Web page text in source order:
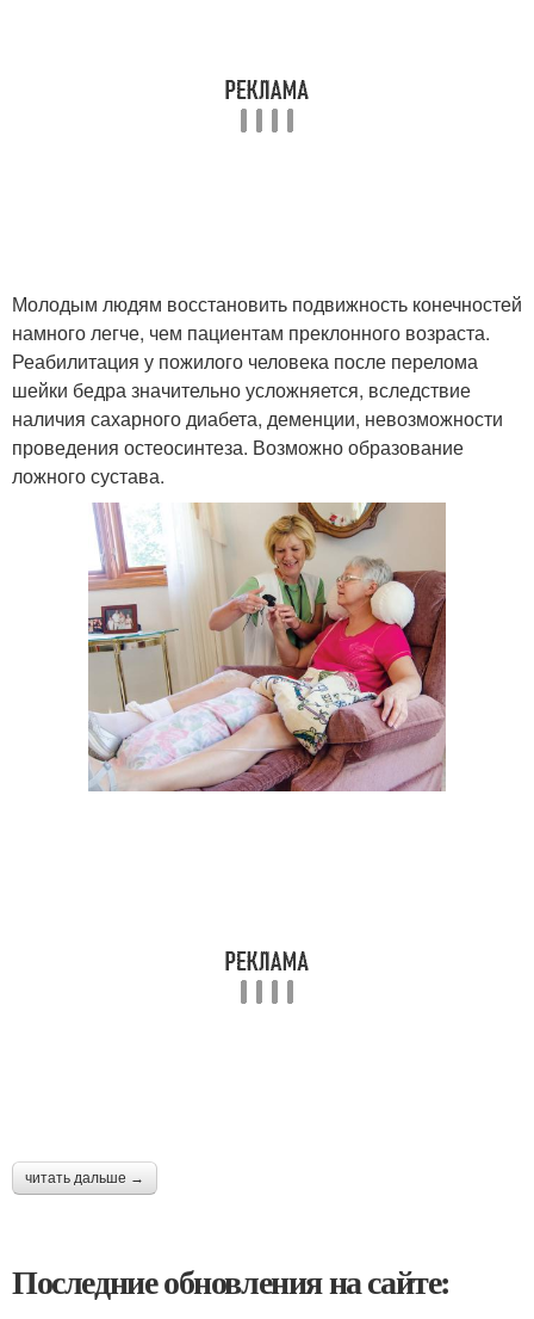
Молодым людям восстановить подвижность конечностей
намного легче, чем пациентам преклонного возраста.
Реабилитация у пожилого человека после перелома
шейки бедра значительно усложняется, вследствие
наличия сахарного диабета, деменции, невозможности
проведения остеосинтеза. Возможно образование
ложного сустава.
читать дальше →
Последние обновления на сайте: